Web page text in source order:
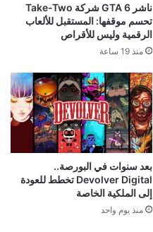
ناشر GTA 6 شركة Take-Two
تحسم موقفها: المستقبل للألعاب
الرقمية وليس للأقراص
منذ 19 ساعة
بعد سنوات في البورصة..
Devolver Digital تخطط للعودة
إلى الملكية الخاصة
منذ يوم واحد